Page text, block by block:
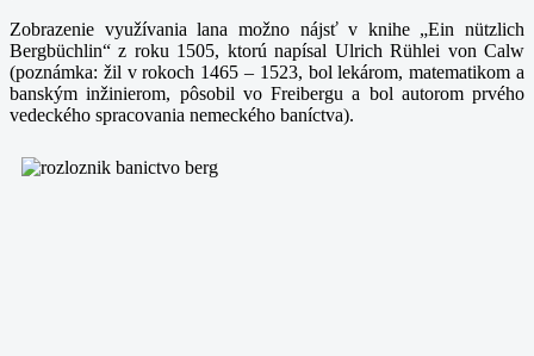
Zobrazenie využívania lana možno nájsť v knihe „Ein nützlich
Bergbüchlin“ z roku 1505, ktorú napísal Ulrich Rühlei von Calw
(poznámka: žil v rokoch 1465 – 1523, bol lekárom, matematikom a
banským inžinierom, pôsobil vo Freibergu a bol autorom prvého
vedeckého spracovania nemeckého baníctva).